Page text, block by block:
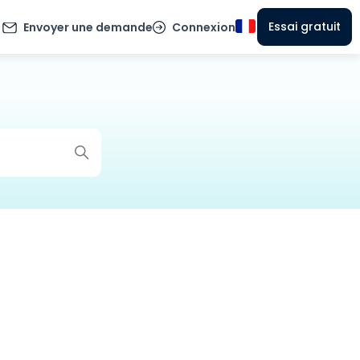
Envoyer une demande Connexion Essai gratuit